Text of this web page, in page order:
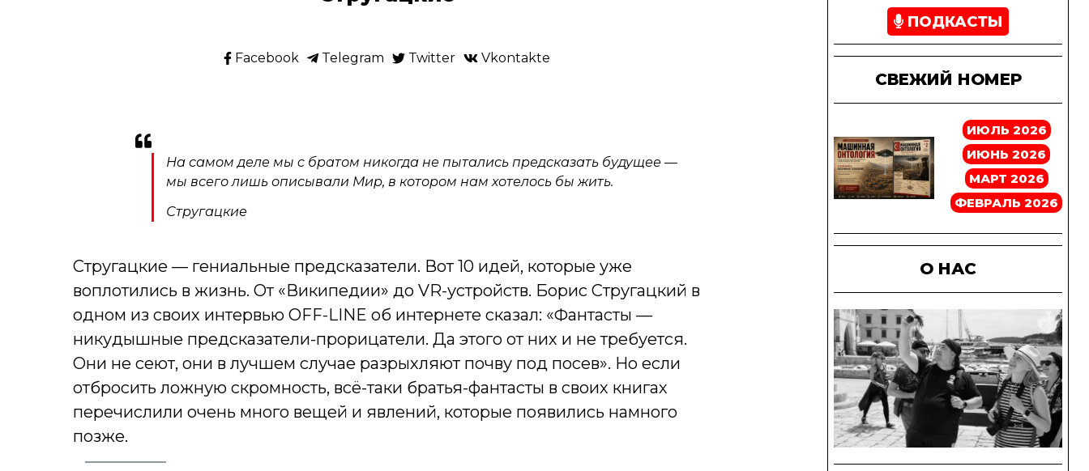
Facebook Telegram Twitter Vkontakte
На самом деле мы c братом никогда не пытались предсказать будущее —
мы всего лишь описывали Мир, в котором нам хотелось бы жить.
Стругацкие
Стругацкие — гениальные предсказатели. Вот 10 идей, которые уже
воплотились в жизнь. От «Википедии» до VR-устройств. Борис Стругацкий в
одном из своих интервью OFF-LINE об интернете сказал: «Фантасты —
никудышные предсказатели-прорицатели. Да этого от них и не требуется.
Они не сеют, они в лучшем случае разрыхляют почву под посев». Но если
отбросить ложную скромность, всё-таки братья-фантасты в своих книгах
перечислили очень много вещей и явлений, которые появились намного
позже.
ПОДКАСТЫ
СВЕЖИЙ НОМЕР
ИЮЛЬ 2026
ИЮНЬ 2026
МАРТ 2026
ФЕВРАЛЬ 2026
О НАС